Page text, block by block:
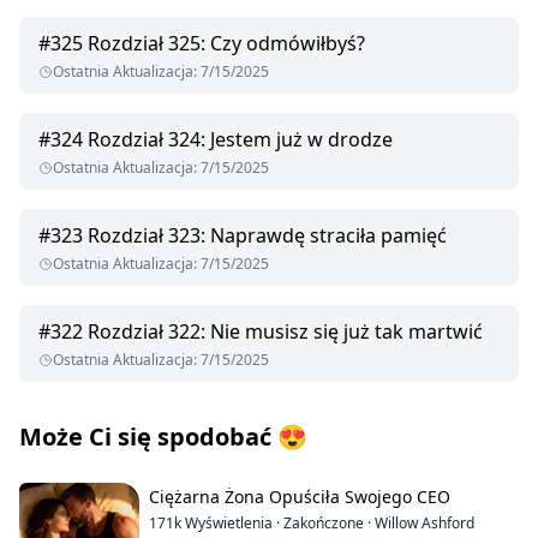
#325 Rozdział 325: Czy odmówiłbyś?
Ostatnia Aktualizacja:7/15/2025
#324 Rozdział 324: Jestem już w drodze
Ostatnia Aktualizacja:7/15/2025
#323 Rozdział 323: Naprawdę straciła pamięć
Ostatnia Aktualizacja:7/15/2025
#322 Rozdział 322: Nie musisz się już tak martwić
Ostatnia Aktualizacja:7/15/2025
Może Ci się spodobać 😍
Ciężarna Żona Opuściła Swojego CEO
171kWyświetlenia ·Zakończone ·Willow Ashford